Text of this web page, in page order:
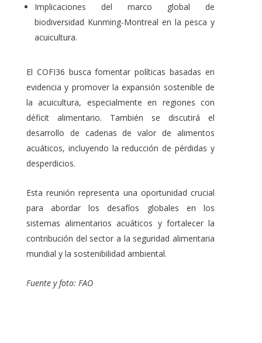
Implicaciones del marco global de
biodiversidad Kunming-Montreal en la pesca y
acuicultura.
El COFI36 busca fomentar políticas basadas en
evidencia y promover la expansión sostenible de
la acuicultura, especialmente en regiones con
déficit alimentario. También se discutirá el
desarrollo de cadenas de valor de alimentos
acuáticos, incluyendo la reducción de pérdidas y
desperdicios.
Esta reunión representa una oportunidad crucial
para abordar los desafíos globales en los
sistemas alimentarios acuáticos y fortalecer la
contribución del sector a la seguridad alimentaria
mundial y la sostenibilidad ambiental.
Fuente y foto: FAO